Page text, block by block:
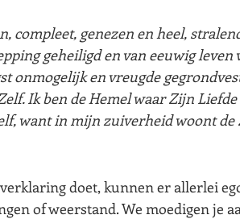
compleet, genezen en heel,
geheiligd en van eeuwig
onmogelijk en vreugde
Ik ben de Hemel waar Zijn
want in mijn zuiverheid woont de
doet, kunnen er allerlei
of weerstand. We moedigen je